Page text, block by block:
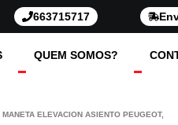
663715717
QUEM SOMOS?
MANETA ELEVACION ASIENTO PEUGEOT,